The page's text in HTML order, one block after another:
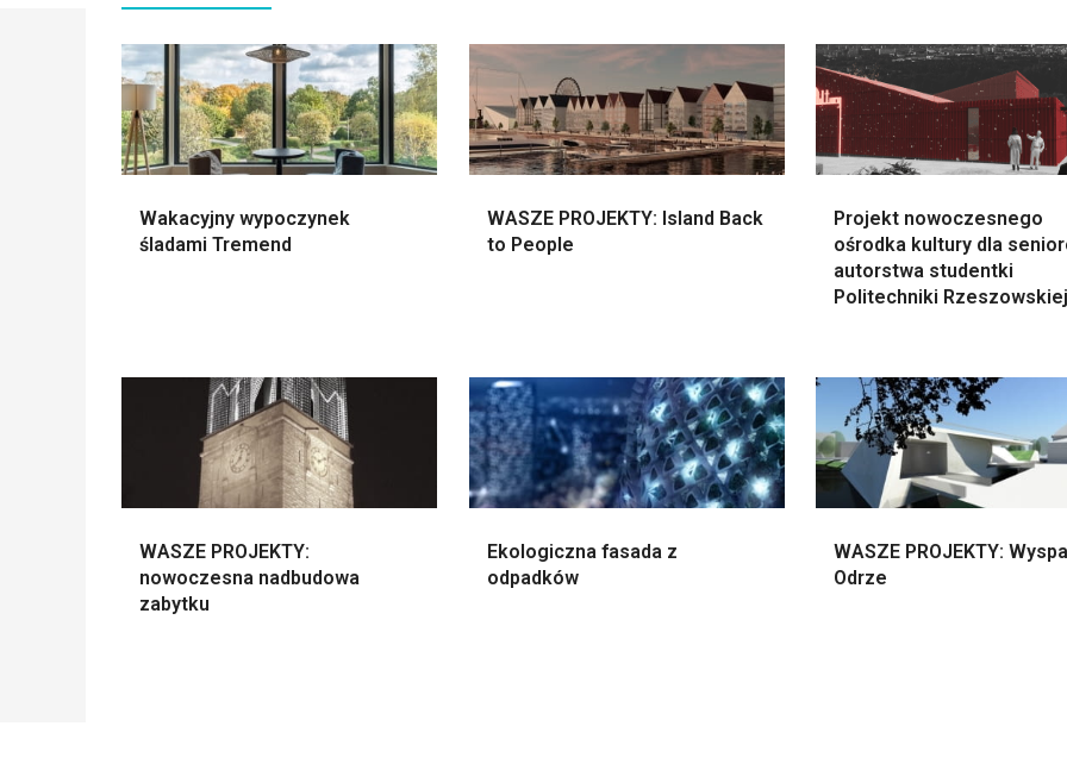
Wakacyjny wypoczynek
śladami Tremend
WASZE PROJEKTY: Island Back
to People
Projekt nowoczesnego
ośrodka kultury dla
autorstwa studentki
Politechniki Rzeszowskiej
WASZE PROJEKTY:
nowoczesna nadbudowa
zabytku
Ekologiczna fasada z
odpadków
WASZE PROJEKTY:
Odrze